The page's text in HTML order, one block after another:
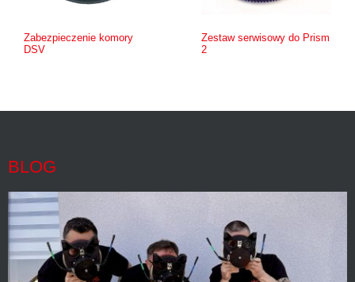
Zabezpieczenie komory
DSV
Zestaw serwisowy do Prism
2
BLOG